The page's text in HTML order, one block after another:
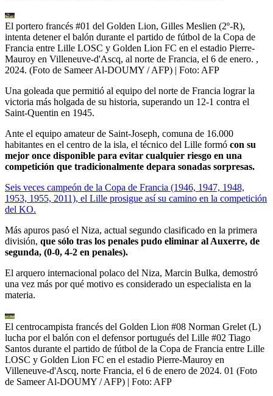
El portero francés #01 del Golden Lion, Gilles Meslien (2º-R),
intenta detener el balón durante el partido de fútbol de la Copa de
Francia entre Lille LOSC y Golden Lion FC en el estadio Pierre-
Mauroy en Villeneuve-d'Ascq, al norte de Francia, el 6 de enero. ,
2024. (Foto de Sameer Al-DOUMY / AFP) | Foto: AFP
Una goleada que permitió al equipo del norte de Francia lograr la
victoria más holgada de su historia, superando un 12-1 contra el
Saint-Quentin en 1945.
Ante el equipo amateur de Saint-Joseph, comuna de 16.000
habitantes en el centro de la isla, el técnico del Lille formó con su
mejor once disponible para evitar cualquier riesgo en una
competición que tradicionalmente depara sonadas sorpresas.
Seis veces campeón de la Copa de Francia (1946, 1947, 1948,
1953, 1955, 2011), el Lille prosigue así su camino en la competición
del KO.
Más apuros pasó el Niza, actual segundo clasificado en la primera
división, que sólo tras los penales pudo eliminar al Auxerre, de
segunda, (0-0, 4-2 en penales).
El arquero internacional polaco del Niza, Marcin Bulka, demostró
una vez más por qué motivo es considerado un especialista en la
materia.
El centrocampista francés del Golden Lion #08 Norman Grelet (L)
lucha por el balón con el defensor portugués del Lille #02 Tiago
Santos durante el partido de fútbol de la Copa de Francia entre Lille
LOSC y Golden Lion FC en el estadio Pierre-Mauroy en
Villeneuve-d'Ascq, norte Francia, el 6 de enero de 2024. 01 (Foto
de Sameer Al-DOUMY / AFP) | Foto: AFP